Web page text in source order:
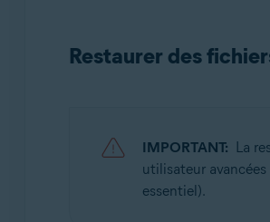
Restaurer des
IMPORTANT: La
utilisateur
essentiel).